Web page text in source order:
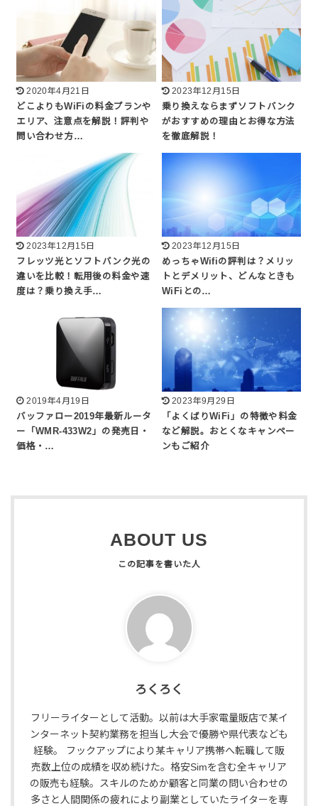
2020年4月21日
どこよりもWiFiの料金プランや
エリア、注意点を解説！評判や
問い合わせ方…
2023年12月15日
乗り換えならまずソフトバンク
がおすすめの理由とお得な方法
を徹底解説！
2023年12月15日
フレッツ光とソフトバンク光の
違いを比較！転用後の料金や速
度は？乗り換え手…
2023年12月15日
めっちゃWifiの評判は？メリッ
トとデメリット、どんなときも
WiFiとの…
2019年4月19日
バッファロー2019年最新ルータ
ー「WMR-433W2」の発売日・
価格・…
2023年9月29日
「よくばりWiFi」の特徴や料金
など解説。おとくなキャンペー
ンもご紹介
ABOUT US
ろくろく
フリーライターとして活動。以前は大手家電量販店で某イ
ンターネット契約業務を担当し大会で優勝や県代表なども
経験。 フックアップにより某キャリア携帯へ転職して販
売数上位の成績を収め続けた。格安Simを含む全キャリア
の販売も経験。スキルのためか顧客と同業の問い合わせの
多さと人間関係の疲れにより副業としていたライターを専